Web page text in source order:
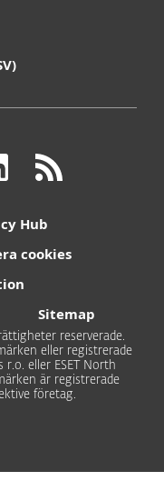
Hub
cookies
Sitemap
reserverade.
eller registrerade
r.o. eller ESET North
är registrerade
företag.